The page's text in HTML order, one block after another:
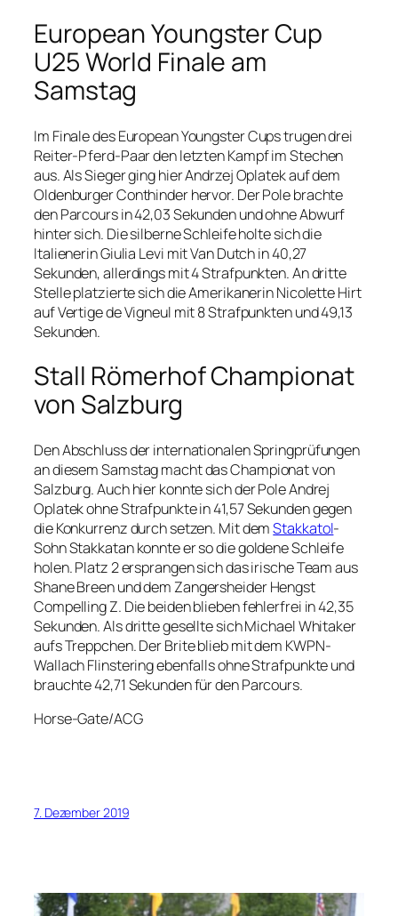
European Youngster Cup
U25 World Finale am
Samstag
Im Finale des European Youngster Cups trugen drei
Reiter-Pferd-Paar den letzten Kampf im Stechen
aus. Als Sieger ging hier Andrzej Oplatek auf dem
Oldenburger Conthinder hervor. Der Pole brachte
den Parcours in 42,03 Sekunden und ohne Abwurf
hinter sich. Die silberne Schleife holte sich die
Italienerin Giulia Levi mit Van Dutch in 40,27
Sekunden, allerdings mit 4 Strafpunkten. An dritte
Stelle platzierte sich die Amerikanerin Nicolette Hirt
auf Vertige de Vigneul mit 8 Strafpunkten und 49,13
Sekunden.
Stall Römerhof Championat
von Salzburg
Den Abschluss der internationalen Springprüfungen
an diesem Samstag macht das Championat von
Salzburg. Auch hier konnte sich der Pole Andrej
Oplatek ohne Strafpunkte in 41,57 Sekunden gegen
die Konkurrenz durch setzen. Mit demStakkatol-
Sohn Stakkatan konnte er so die goldene Schleife
holen. Platz 2 ersprangen sich das irische Team aus
Shane Breen und dem Zangersheider Hengst
Compelling Z. Die beiden blieben fehlerfrei in 42,35
Sekunden. Als dritte gesellte sich Michael Whitaker
aufs Treppchen. Der Brite blieb mit dem KWPN-
Wallach Flinstering ebenfalls ohne Strafpunkte und
brauchte 42,71 Sekunden für den Parcours.
Horse-Gate/ACG
7. Dezember 2019